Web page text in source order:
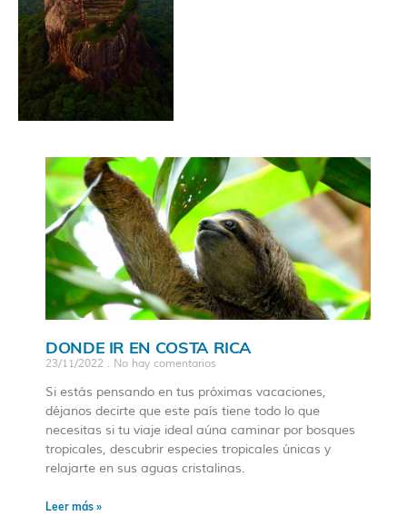
DONDE IR EN COSTA RICA
23/11/2022 No hay comentarios
Si estás pensando en tus próximas vacaciones,
déjanos decirte que este país tiene todo lo que
necesitas si tu viaje ideal aúna caminar por bosques
tropicales, descubrir especies tropicales únicas y
relajarte en sus aguas cristalinas.
Leer más »